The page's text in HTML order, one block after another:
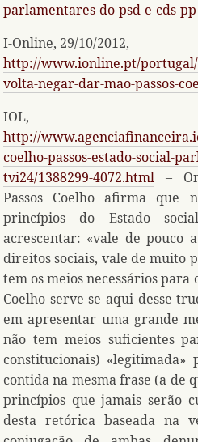
parlamentares-do-psd-e-cds-pp
I-Online, 29/10/2012,
http://www.ionline.pt/portugal/
volta-negar-dar-mao-passos-
IOL, 30/
http://
coelho-passos-estado-social-
tvi24/1388299-4072.html –
Passos Coelho afirma que
princípios do Estado
acrescentar: «vale de pouco
direitos sociais, vale de muito
tem os meios necessários para
Coelho serve-se aqui desse
em apresentar uma grande
não tem meios suficientes
constitucionais)
contida na mesma frase (a de
princípios que jamais serão
desta retórica baseada na